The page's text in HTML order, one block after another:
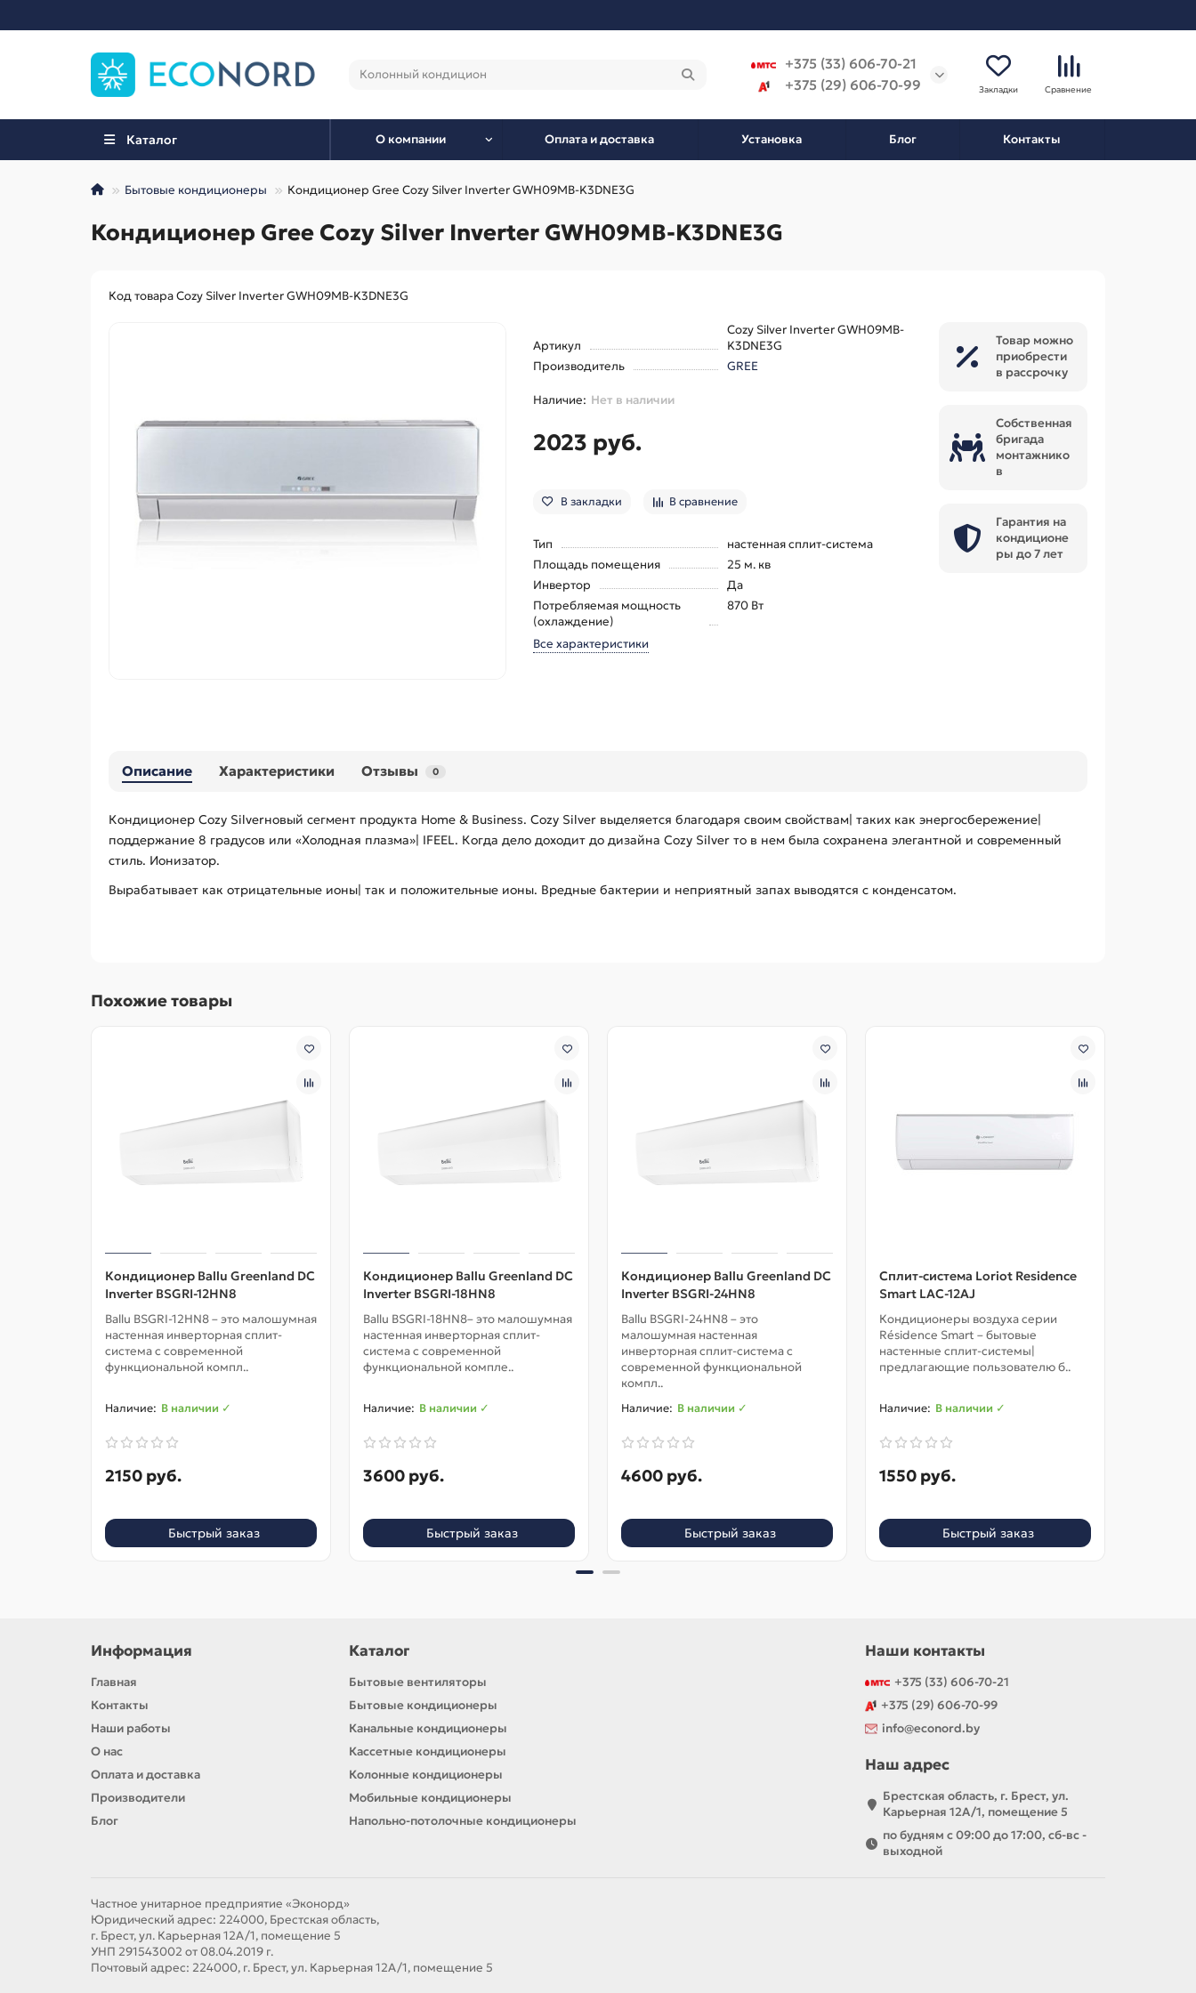
+375 (33) 606-70-21
+375 (29) 606-70-99
Закладки Сравнение
Каталог О компании Оплата и доставка Установка Блог Контакты
Бытовые кондиционеры Кондиционер Gree Cozy Silver Inverter GWH09MB-K3DNE3G
Кондиционер Gree Cozy Silver Inverter GWH09MB-K3DNE3G
Код товара Cozy Silver Inverter GWH09MB-K3DNE3G
Артикул
Cozy Silver Inverter GWH09MB-
K3DNE3G
Производитель
GREE
Нет в наличии
2023 руб.
В закладки В сравнение
Тип
настенная сплит-система
Площадь помещения
25 м. кв
Инвертор
Да
Потребляемая мощность
(охлаждение)
870 Вт
Все характеристики
Товар можно
приобрести
в рассрочку
Собственная
бригада
монтажнико
в
Гарантия на
кондиционе
ры до 7 лет
Описание Характеристики Отзывы 0
Кондиционер Cozy Silverновый сегмент продукта Home & Business. Cozy Silver выделяется благодаря своим свойствам| таких как энергосбережение|
поддержание 8 градусов или «Холодная плазма»| IFEEL. Когда дело доходит до дизайна Cozy Silver то в нем была сохранена элегантной и современный
стиль. Ионизатор.
Вырабатывает как отрицательные ионы| так и положительные ионы. Вредные бактерии и неприятный запах выводятся с конденсатом.
Похожие товары
Кондиционер Ballu Greenland DC
Inverter BSGRI-12HN8
Ballu BSGRI-12HN8 – это малошумная
настенная инверторная сплит-
система с современной
функциональной компл..
В наличии ✓
2150 руб.
Быстрый заказ
Кондиционер Ballu Greenland DC
Inverter BSGRI-18HN8
Ballu BSGRI-18HN8– это малошумная
настенная инверторная сплит-
система с современной
функциональной компле..
В наличии ✓
3600 руб.
Быстрый заказ
Кондиционер Ballu Greenland DC
Inverter BSGRI-24HN8
Ballu BSGRI-24HN8 – это
малошумная настенная
инверторная сплит-система с
современной функциональной
компл..
В наличии ✓
4600 руб.
Быстрый заказ
Сплит-система Loriot Residence
Smart LAC-12AJ
Кондиционеры воздуха серии
Résidence Smart – бытовые
настенные сплит-системы|
предлагающие пользователю б..
В наличии ✓
1550 руб.
Быстрый заказ
Информация
Главная
Контакты
Наши работы
О нас
Оплата и доставка
Производители
Блог
Каталог
Бытовые вентиляторы
Бытовые кондиционеры
Канальные кондиционеры
Кассетные кондиционеры
Колонные кондиционеры
Мобильные кондиционеры
Напольно-потолочные кондиционеры
Наши контакты
+375 (33) 606-70-21
+375 (29) 606-70-99
info@econord.by
Наш адрес
Брестская область, г. Брест, ул.
Карьерная 12А/1, помещение 5
по будням с 09:00 до 17:00, сб-вс -
выходной
Частное унитарное предприятие «Эконорд»
Юридический адрес: 224000, Брестская область,
г. Брест, ул. Карьерная 12А/1, помещение 5
УНП 291543002 от 08.04.2019 г.
Почтовый адрес: 224000, г. Брест, ул. Карьерная 12А/1, помещение 5